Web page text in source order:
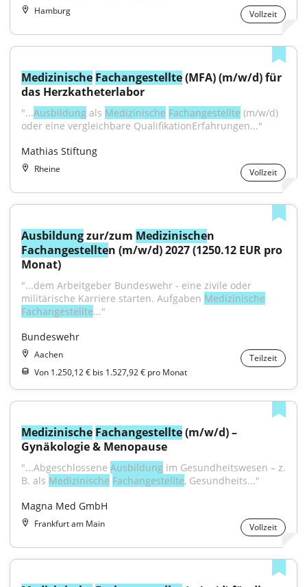
Hamburg Vollzeit
Medizinische Fachangestellte (MFA) (m/w/d) für
das Herzkatheterlabor
"...Ausbildung als Medizinische Fachangestellte (m/w/d)
oder eine vergleichbare QualifikationErfahrungen..."
Mathias Stiftung
Rheine Vollzeit
Ausbildung zur/zum Medizinische
Fachangestellten (m/w/d) 2027 (1250.12 EUR pro
Monat)
"...dem Arbeitgeber Bundeswehr - eine zivile oder
militärische Karriere starten. Aufgaben Medizinische
Fachangestellte..."
Bundeswehr
Aachen
Teilzeit
Von 1.250,12 € bis 1.527,92 € pro Monat
Medizinische Fachangestellte (m/w/d) –
Gynäkologie & Menopause
"...Abgeschlossene Ausbildung im Gesund­heits­wesen – z.
B. als Medizinische Fach­an­ge­stellte, Gesundheits..."
Magna Med GmbH
Frankfurt am Main Vollzeit